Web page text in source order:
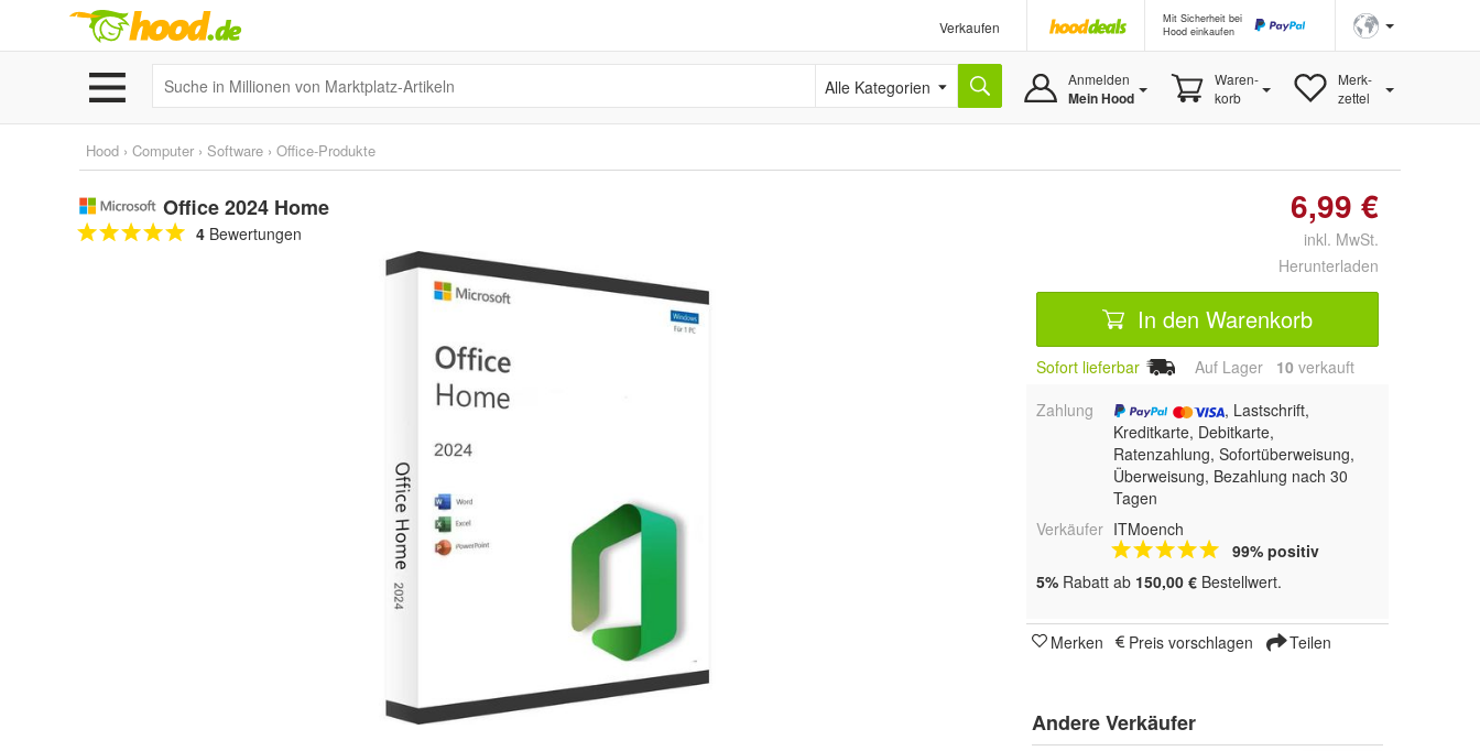
Verkaufen
Mit Sicherheit bei
Hood einkaufen
Alle Kategorien Anmelden
Mein Hood
Waren-
korb
Merk-
zettel
Hood › Computer › Software › Office-Produkte
Office 2024 Home
4 Bewertungen
6,99 €
inkl. MwSt.
Herunterladen
In den Warenkorb
Sofort lieferbar Auf Lager 10 verkauft
Zahlung
, Lastschrift,
Kreditkarte, Debitkarte,
Ratenzahlung, Sofortüberweisung,
Überweisung, Bezahlung nach 30
Tagen
Verkäufer ITMoench
99% positiv
5% Rabatt ab 150,00 € Bestellwert.
Merken Preis vorschlagen Teilen
Andere Verkäufer